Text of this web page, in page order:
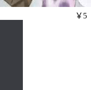
￥5